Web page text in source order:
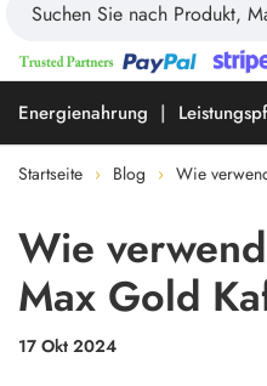
Energienahrung
Startseite Blog Wie
Wie
Max Gold
17 Okt 2024